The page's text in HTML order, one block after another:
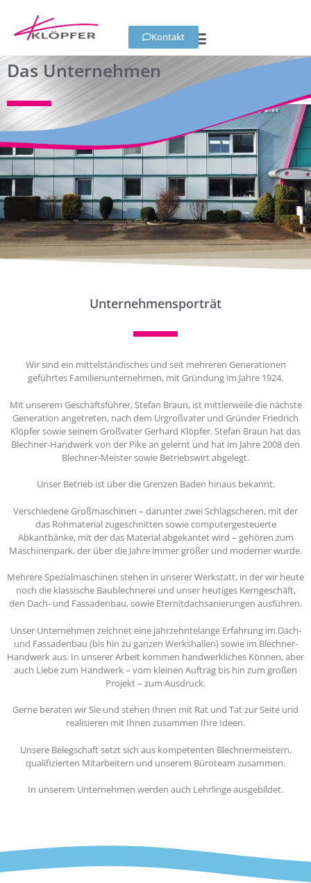
Kontakt
Das Unternehmen
Unternehmensporträt
Wir sind ein mittelständisches und seit mehreren Generationen
geführtes Familienunternehmen, mit Gründung im Jahre 1924.
Mit unserem Geschäftsführer, Stefan Braun, ist mittlerweile die nächste
Generation angetreten, nach dem Urgroßvater und Gründer Friedrich
Klöpfer sowie seinem Großvater Gerhard Klöpfer. Stefan Braun hat das
Blechner-Handwerk von der Pike an gelernt und hat im Jahre 2008 den
Blechner-Meister sowie Betriebswirt abgelegt.
Unser Betrieb ist über die Grenzen Baden hinaus bekannt.
Verschiedene Großmaschinen – darunter zwei Schlagscheren, mit der
das Rohmaterial zugeschnitten sowie computergesteuerte
Abkantbänke, mit der das Material abgekantet wird – gehören zum
Maschinenpark, der über die Jahre immer größer und moderner wurde.
Mehrere Spezialmaschinen stehen in unserer Werkstatt, in der wir heute
noch die klassische Baublechnerei und unser heutiges Kerngeschäft,
den Dach- und Fassadenbau, sowie Eternitdachsanierungen ausführen.
Unser Unternehmen zeichnet eine jahrzehntelange Erfahrung im Dach-
und Fassadenbau (bis hin zu ganzen Werkshallen) sowie im Blechner-
Handwerk aus. In unserer Arbeit kommen handwerkliches Können, aber
auch Liebe zum Handwerk – vom kleinen Auftrag bis hin zum großen
Projekt – zum Ausdruck.
Gerne beraten wir Sie und stehen Ihnen mit Rat und Tat zur Seite und
realisieren mit Ihnen zusammen Ihre Ideen.
Unsere Belegschaft setzt sich aus kompetenten Blechnermeistern,
qualifizierten Mitarbeitern und unserem Büroteam zusammen.
In unserem Unternehmen werden auch Lehrlinge ausgebildet.